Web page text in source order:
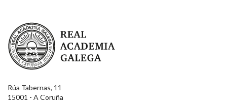
Real Academia Galega
Rúa Tabernas, 11
15001 - A Coruña